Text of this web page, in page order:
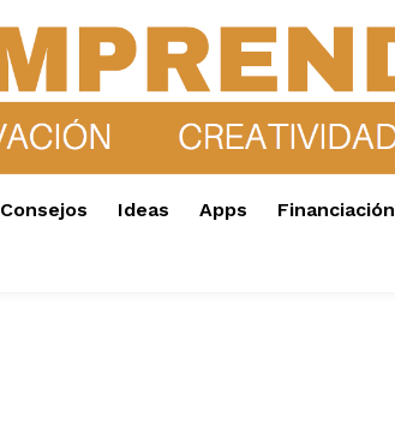
Consejos Ideas Apps Financiación